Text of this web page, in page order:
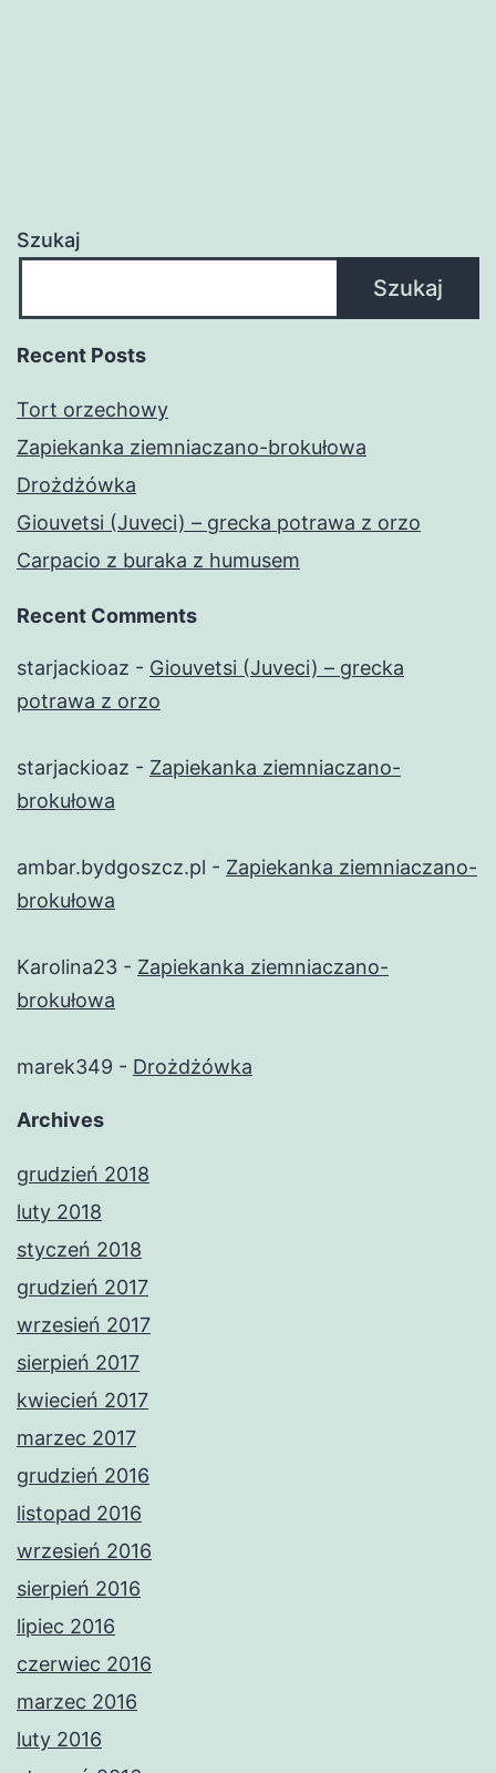
Szukaj
Szukaj
Recent Posts
Tort orzechowy
Zapiekanka ziemniaczano-brokułowa
Drożdżówka
Giouvetsi (Juveci) – grecka potrawa z orzo
Carpacio z buraka z humusem
Recent Comments
starjackioaz - Giouvetsi (Juveci) – grecka
potrawa z orzo
starjackioaz - Zapiekanka ziemniaczano-
brokułowa
ambar.bydgoszcz.pl - Zapiekanka ziemniaczano-
brokułowa
Karolina23 - Zapiekanka ziemniaczano-
brokułowa
marek349 - Drożdżówka
Archives
grudzień 2018
luty 2018
styczeń 2018
grudzień 2017
wrzesień 2017
sierpień 2017
kwiecień 2017
marzec 2017
grudzień 2016
listopad 2016
wrzesień 2016
sierpień 2016
lipiec 2016
czerwiec 2016
marzec 2016
luty 2016